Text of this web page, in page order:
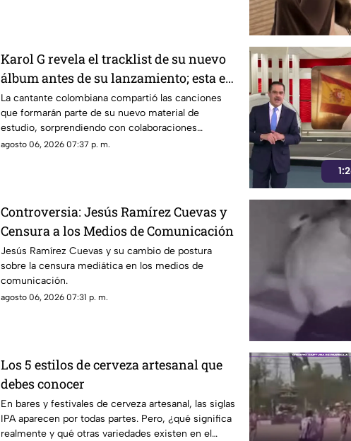
Karol G revela el tracklist de su nuevo
álbum antes de su lanzamiento; esta es
la lista completa
La cantante colombiana compartió las canciones
que formarán parte de su nuevo material de
estudio, sorprendiendo con colaboraciones
internacionales.
agosto 06, 2026 07:37 p. m.
Controversia: Jesús Ramírez Cuevas y
Censura a los Medios de Comunicación
Jesús Ramírez Cuevas y su cambio de postura
sobre la censura mediática en los medios de
comunicación.
agosto 06, 2026 07:31 p. m.
Los 5 estilos de cerveza artesanal que
debes conocer
En bares y festivales de cerveza artesanal, las siglas
IPA aparecen por todas partes. Pero, ¿qué significa
realmente y qué otras variedades existen en el